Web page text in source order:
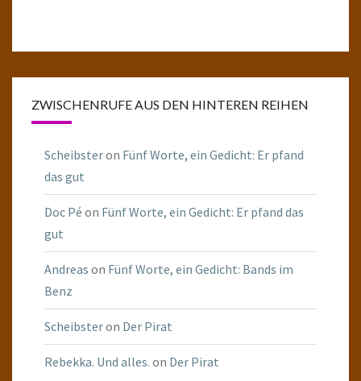
ZWISCHENRUFE AUS DEN HINTEREN REIHEN
Scheibsteron Fünf Worte, ein Gedicht: Er pfand
das gut
Doc Pé on Fünf Worte, ein Gedicht: Er pfand das
gut
Andreas on Fünf Worte, ein Gedicht: Bands im
Benz
Scheibsteron Der Pirat
Rebekka. Und alles. on Der Pirat